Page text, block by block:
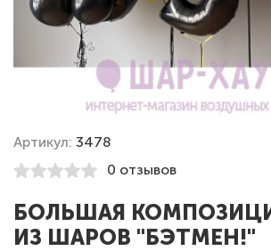
Артикул: 3478
0 отзывов
БОЛЬШАЯ
ИЗ ШАРОВ "БЭТМЕН!"